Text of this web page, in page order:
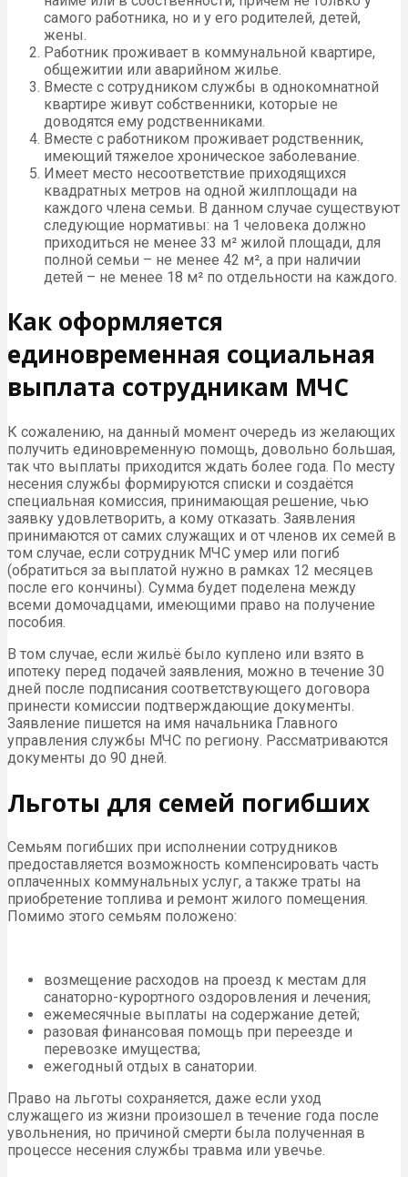
самого работника, но и у его родителей, детей,
жены.
Работник проживает в коммунальной квартире,
общежитии или аварийном жилье.
Вместе с сотрудником службы в однокомнатной
квартире живут собственники, которые не
доводятся ему родственниками.
Вместе с работником проживает родственник,
имеющий тяжелое хроническое заболевание.
Имеет место несоответствие приходящихся
квадратных метров на одной жилплощади на
каждого члена семьи. В данном случае существуют
следующие нормативы: на 1 человека должно
приходиться не менее 33 м² жилой площади, для
полной семьи – не менее 42 м², а при наличии
детей – не менее 18 м² по отдельности на каждого.
Как оформляется
единовременная социальная
выплата сотрудникам МЧС
К сожалению, на данный момент очередь из желающих
получить единовременную помощь, довольно большая,
так что выплаты приходится ждать более года. По месту
несения службы формируются списки и создаётся
специальная комиссия, принимающая решение, чью
заявку удовлетворить, а кому отказать. Заявления
принимаются от самих служащих и от членов их семей в
том случае, если сотрудник МЧС умер или погиб
(обратиться за выплатой нужно в рамках 12 месяцев
после его кончины). Сумма будет поделена между
всеми домочадцами, имеющими право на получение
пособия.
В том случае, если жильё было куплено или взято в
ипотеку перед подачей заявления, можно в течение 30
дней после подписания соответствующего договора
принести комиссии подтверждающие документы.
Заявление пишется на имя начальника Главного
управления службы МЧС по региону. Рассматриваются
документы до 90 дней.
Льготы для семей погибших
Семьям погибших при исполнении сотрудников
предоставляется возможность компенсировать часть
оплаченных коммунальных услуг, а также траты на
приобретение топлива и ремонт жилого помещения.
Помимо этого семьям положено:
возмещение расходов на проезд к местам для
санаторно-курортного оздоровления и лечения;
ежемесячные выплаты на содержание детей;
разовая финансовая помощь при переезде и
перевозке имущества;
ежегодный отдых в санатории.
Право на льготы сохраняется, даже если уход
служащего из жизни произошел в течение года после
увольнения, но причиной смерти была полученная в
процессе несения службы травма или увечье.